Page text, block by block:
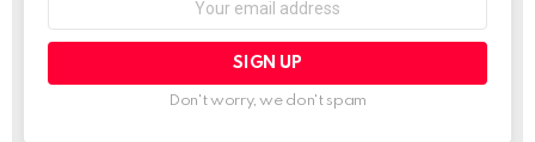
Don't worry, we don't spam